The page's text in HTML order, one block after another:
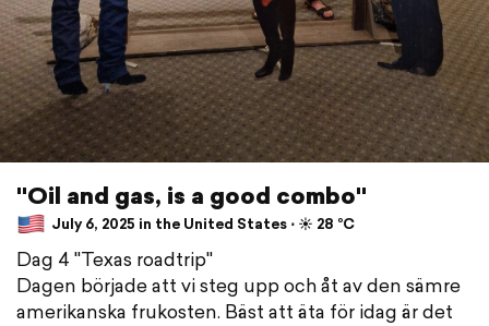
"Oil and gas, is a good combo"
July 6, 2025 in the United States ⋅ ☀️ 28 °C
Dag 4 "Texas roadtrip"
Dagen började att vi steg upp och åt av den sämre
amerikanska frukosten. Bäst att äta för idag är det